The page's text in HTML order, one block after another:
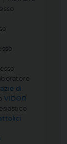
di
VIDOR